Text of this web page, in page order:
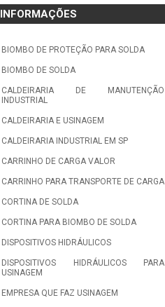
INFORMAÇÕES
BIOMBO DE PROTEÇÃO PARA SOLDA
BIOMBO DE SOLDA
CALDEIRARIA DE MANUTENÇÃO
INDUSTRIAL
CALDEIRARIA E USINAGEM
CALDEIRARIA INDUSTRIAL EM SP
CARRINHO DE CARGA VALOR
CARRINHO PARA TRANSPORTE DE CARGA
CORTINA DE SOLDA
CORTINA PARA BIOMBO DE SOLDA
DISPOSITIVOS HIDRÁULICOS
DISPOSITIVOS HIDRÁULICOS PARA
USINAGEM
EMPRESA QUE FAZ USINAGEM